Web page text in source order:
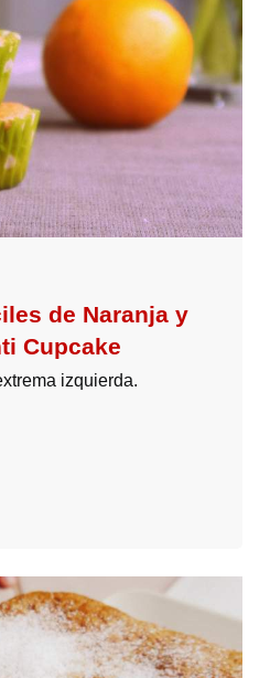
de Naranja y
Cupcake
izquierda.